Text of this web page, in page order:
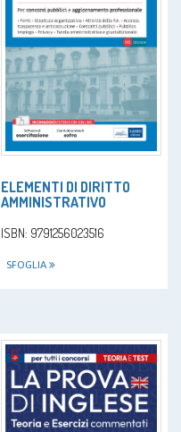
ELEMENTI DI DIRITTO
AMMINISTRATIVO
ISBN: 9791256023516
SFOGLIA